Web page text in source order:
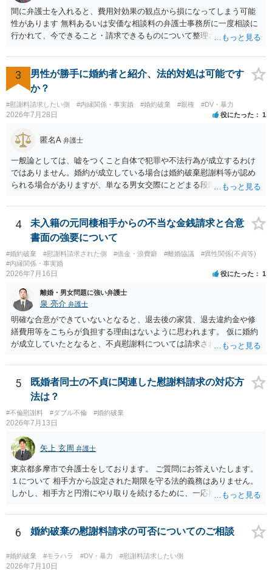
間に弁護士を入れると、費用対効果の観点から損になってしまう可能
性があります 無料あるいは安価な相談料の弁護士事務所に一度相談に
行かれて、今できること・請求できるものについて整理されるのがよ
3
男性が勝手に婚約者と紹介、法的対処は可能です
か？
#慰謝料請求したい側 #内縁関係・事実婚 #婚約破棄 #親権 #DV・暴力
2026年7月28日 役にたった 1
匿名A 弁護士
一般論としては、嘘をつくこと自体で犯罪や不法行為が成立するわけ
ではありません。婚約が成立している場合は婚約破棄慰謝料等が認め
られる場合がありますが、単なる男女交際にとどまる段階の場合、独
慰謝料は生じないことが多いと思われます。 お怒りはごもっともです
が、仮に交際を進めたとしても後に相手を信頼できなくなる可能性が
高かったということですので、むしろ結婚しなくてよかったと割り切
って、交際を終わらせるのがよいと思います。
4
未入籍の元同棲相手からの不当な金銭請求と合意
書面の強要について
#婚約破棄 #慰謝料請求された側 #借金・浪費癖 #離婚協議
#異性関係(不貞等)
#内縁関係・事実婚
2026年7月16日 役にたった 1
離婚・男女問題に強い弁護士
泉 亮介 弁護士
明確な合意ができていないとなると、退去後の家賃、退去違約金や修
繕費用等をこちらが負担する理由はないように思われます。 仮に婚約
が成立していたとなると、不貞慰謝料については請求される可能性が
れば早めに弁護士に相談し、弁護士から回答をさせると良いでしょ
う。
5
既婚者同士の不貞に関連した慰謝料請求の対応方
法は？
#不倫慰謝料 #ダブル不倫 #婚約破棄
2026年7月13日
矢上 玄周 弁護士
東京都多摩市で弁護士をしております。 ご質問にお答えいたします。
１について 相手方から設定された期限を守る法的義務はありません。
しかし、相手方と円滑にやり取りを続けるために、一応期限を守って
が、期限を守らないのもご不安という場合には、「弁護士に相談して
から連絡するので少々お待ちください」という旨の連絡を入れておく
は、法的には別の議論ではありますが、事実上の繋がりがないわけで
はありません。 例えば、既婚者であるにもかかわらず、結婚するとい
6 婚約破棄の慰謝料請求の可否についてのご相談
#婚約破棄 #モラハラ #DV・暴力 #慰謝料請求したい側
2026年7月10日